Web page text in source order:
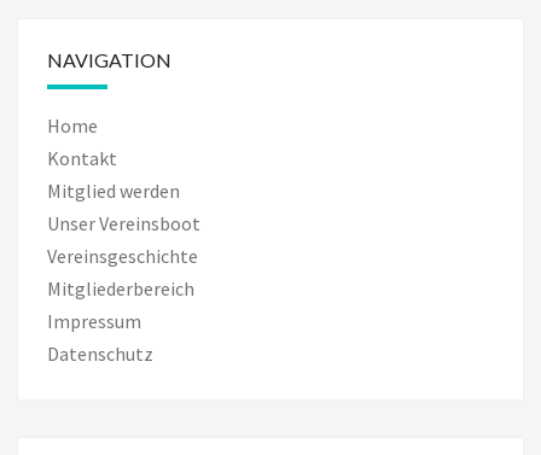
NAVIGATION
Home
Kontakt
Mitglied werden
Unser Vereinsboot
Vereinsgeschichte
Mitgliederbereich
Impressum
Datenschutz